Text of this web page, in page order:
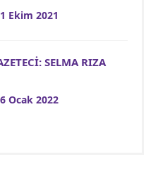
Ekim 2021
SELMA RIZA
Ocak 2022